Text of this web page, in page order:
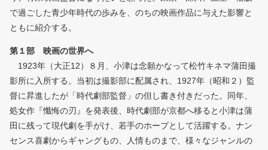
で過ごした青少年時代の歩みを、のちの映画作品に与えた影響と
ともに紹介する。
第１部 映画の世界へ
1923年（大正12）８月、小津は念願かなって松竹キネマ蒲田撮
影所に入所する。当初は撮影部に配属され、1927年（昭和２）監
督に昇進したが「時代劇部監督」の但し書き付きだった。同年、
処女作『懺悔の刃』を発表後、時代劇部が京都へ移ると小津は蒲
田に残って現代劇を手がけ、若手のホープとして活躍する。ナン
センス喜劇からギャングもの、人情ものまで、様々なジャンルの